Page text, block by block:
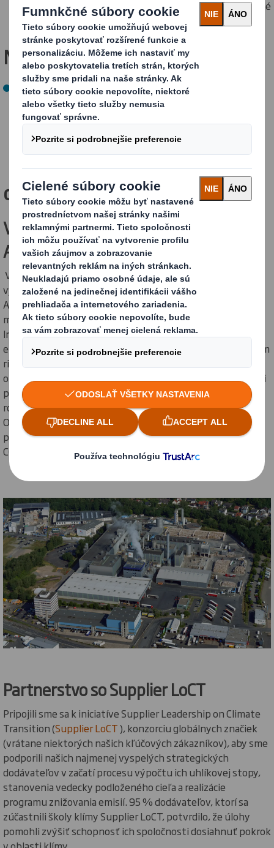
nakupovaného tovaru a služieb), aby si stanovili vlastné
vedecky podložené ciele.
Náš cieľ PRE BUDÚCNOSŤ
Do roku 2050 dosiahnuť čisté nulové emisie
skleníkových plynov.
Ako to
dosahujeme?
Výroba energie z odpadu v papierni
Aschaffenburg
V spolupráci so spoločnosťou E.ON sa do konca roka 2025
výrazne zmodernizuje dodávka energie v našej papierni v
Aschaffenburgu, aby sa zemný plyn doplnil spaľovaním
materiálov, ktoré sa nedajú použiť na výrobu papiera.
Integrovaný závod bude vybavený moderným kotlom na
energetické využitie odpadu, automatizovaným digitálnym
riadiacim systémom, ktorý využíva umelú inteligenciu na
optimalizáciu energie v reálnom čase, a dvoma obnovenými
plynovými kotlami, ktoré bude možné v budúcnosti
rozšíriť, čím sa umožní neskoršie zavedenie biopalív.
Očakáva sa, že toto riešenie zníži závislosť od zemného
plynu o 25 %, čo predstavuje úsporu približne 50 000 ton
CO2e ročne.
Partnerstvo so Supplier LoCT
Pripojili sme sa k iniciatíve Supplier Leadership on Climate
Transition (Supplier LoCT), konzorciu globálnych značiek
(vrátane niektorých našich kľúčových zákazníkov), aby sme
podporili našich najmenej vyspelých strategických
dodávateľov v začatí procesu výpočtu ich uhlíkovej stopy,
stanovenia vedecky podloženého cieľa a realizácie
programu znižovania emisií. 95 % dodávateľov, ktorí sa
zúčastnili školy klímy Supplier LoCT, potvrdilo, že úlohy
pomohli zvýšiť schopnosť ich spoločnosti dosiahnuť pokrok